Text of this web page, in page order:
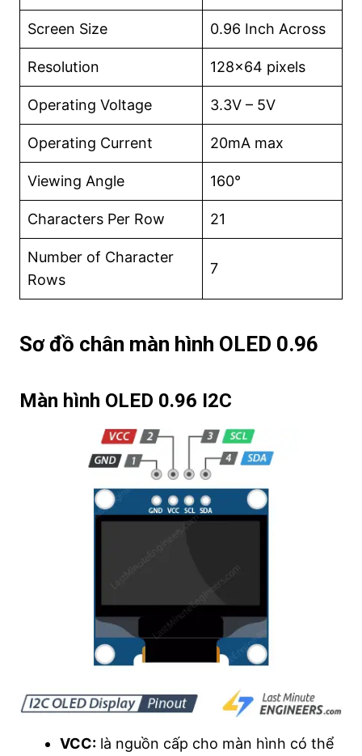
Screen Size 0.96 Inch Across
Resolution 128×64 pixels
Operating Voltage 3.3V – 5V
Operating Current 20mA max
Viewing Angle 160°
Characters Per Row 21
Number of Character
Rows
7
Sơ đồ chân màn hình OLED 0.96
Màn hình OLED 0.96 I2C
VCC:là nguồn cấp cho màn hình có thể